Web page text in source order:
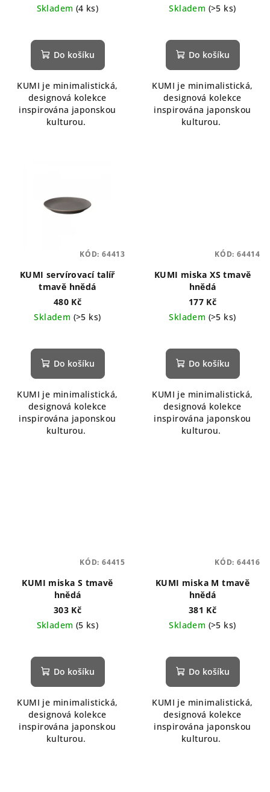
Skladem (4 ks)
Do košíku
KUMI je minimalistická,
designová kolekce
inspirována japonskou
kulturou.
Skladem (>5 ks)
Do košíku
KUMI je minimalistická,
designová kolekce
inspirována japonskou
kulturou.
KUMI servírovací talíř
tmavě hnědá
480 Kč
Skladem (>5 ks)
Do košíku
KUMI je minimalistická,
designová kolekce
inspirována japonskou
kulturou.
KÓD: 64413
KUMI miska XS tmavě
hnědá
177 Kč
Skladem (>5 ks)
Do košíku
KUMI je minimalistická,
designová kolekce
inspirována japonskou
kulturou.
KÓD: 64414
KUMI miska S tmavě
hnědá
303 Kč
Skladem (5 ks)
Do košíku
KUMI je minimalistická,
designová kolekce
inspirována japonskou
kulturou.
KÓD: 64415
KUMI miska M tmavě
hnědá
381 Kč
Skladem (>5 ks)
Do košíku
KUMI je minimalistická,
designová kolekce
inspirována japonskou
kulturou.
KÓD: 64416